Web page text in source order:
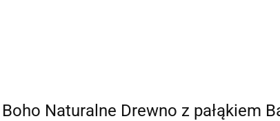
Naturalne Drewno z pałąkiem